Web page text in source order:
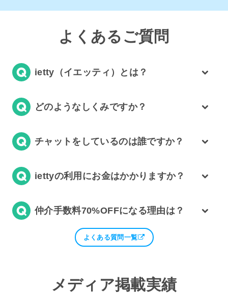
よくあるご質問
ietty（イエッティ）とは？
どのようなしくみですか？
チャットをしているのは誰ですか？
iettyの利用にお金はかかりますか？
仲介手数料70%OFFになる理由は？
よくある質問一覧
メディア掲載実績